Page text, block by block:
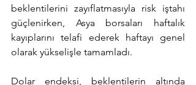
beklentilerini zayıflatmasıyla risk iştahı
güçlenirken, Asya borsaları haftalık
kayıplarını telafi ederek haftayı genel
olarak yükselişle tamamladı.
Dolar endeksi, beklentilerin altında